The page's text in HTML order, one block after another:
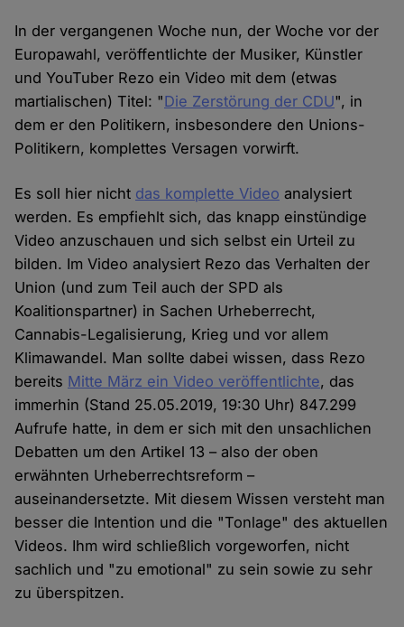
In der vergangenen Woche nun, der Woche vor der
Europawahl, veröffentlichte der Musiker, Künstler
und YouTuber Rezo ein Video mit dem (etwas
martialischen) Titel: "Die Zerstörung der CDU", in
dem er den Politikern, insbesondere den Unions-
Politikern, komplettes Versagen vorwirft.
Es soll hier nicht das komplette Video analysiert
werden. Es empfiehlt sich, das knapp einstündige
Video anzuschauen und sich selbst ein Urteil zu
bilden. Im Video analysiert Rezo das Verhalten der
Union (und zum Teil auch der SPD als
Koalitionspartner) in Sachen Urheberrecht,
Cannabis-Legalisierung, Krieg und vor allem
Klimawandel. Man sollte dabei wissen, dass Rezo
bereits Mitte März ein Video veröffentlichte, das
immerhin (Stand 25.05.2019, 19:30 Uhr) 847.299
Aufrufe hatte, in dem er sich mit den unsachlichen
Debatten um den Artikel 13 – also der oben
erwähnten Urheberrechtsreform –
auseinandersetzte. Mit diesem Wissen versteht man
besser die Intention und die "Tonlage" des aktuellen
Videos. Ihm wird schließlich vorgeworfen, nicht
sachlich und "zu emotional" zu sein sowie zu sehr
zu überspitzen.